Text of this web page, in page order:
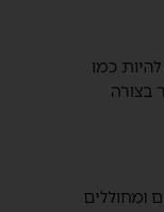
כמו
בצורה
ומחוללים